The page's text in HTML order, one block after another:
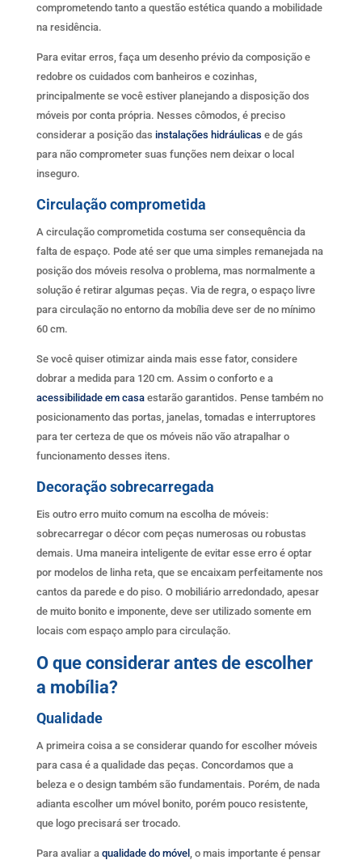
comprometendo tanto a questão estética quando a mobilidade
na residência.
Para evitar erros, faça um desenho prévio da composição e
redobre os cuidados com banheiros e cozinhas,
principalmente se você estiver planejando a disposição dos
móveis por conta própria. Nesses cômodos, é preciso
considerar a posição das instalações hidráulicas e de gás
para não comprometer suas funções nem deixar o local
inseguro.
Circulação comprometida
A circulação comprometida costuma ser consequência da
falta de espaço. Pode até ser que uma simples remanejada na
posição dos móveis resolva o problema, mas normalmente a
solução é retirar algumas peças. Via de regra, o espaço livre
para circulação no entorno da mobília deve ser de no mínimo
60 cm.
Se você quiser otimizar ainda mais esse fator, considere
dobrar a medida para 120 cm. Assim o conforto e a
acessibilidade em casaestarão garantidos. Pense também no
posicionamento das portas, janelas, tomadas e interruptores
para ter certeza de que os móveis não vão atrapalhar o
funcionamento desses itens.
Decoração sobrecarregada
Eis outro erro muito comum na escolha de móveis:
sobrecarregar o décor com peças numerosas ou robustas
demais. Uma maneira inteligente de evitar esse erro é optar
por modelos de linha reta, que se encaixam perfeitamente nos
cantos da parede e do piso. O mobiliário arredondado, apesar
de muito bonito e imponente, deve ser utilizado somente em
locais com espaço amplo para circulação.
O que considerar antes de escolher
a mobília?
Qualidade
A primeira coisa a se considerar quando for escolher móveis
para casa é a qualidade das peças. Concordamos que a
beleza e o design também são fundamentais. Porém, de nada
adianta escolher um móvel bonito, porém pouco resistente,
que logo precisará ser trocado.
Para avaliar a qualidade do móvel , o mais importante é pensar